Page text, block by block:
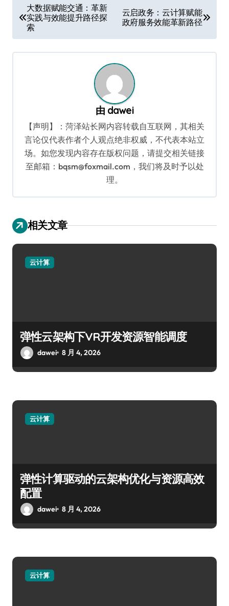
章
导
航
大数据赋能交通：革新
实践与效能提升路径探
索
云启政务：云计算赋能
政府服务效能革新路径
由 dawei
【声明】：菏泽站长网内容转载自互联网，其相关
言论仅代表作者个人观点绝非权威，不代表本站立
场。如您发现内容存在版权问题，请提交相关链接
至邮箱：bqsm@foxmail.com，我们将及时予以处
理。
相关文章
云计算
弹性云架构下VR开发资源智能调度
dawei 8 月 4, 2026
云计算
弹性计算驱动的云架构优化与资源高效
配置
dawei 8 月 4, 2026
云计算